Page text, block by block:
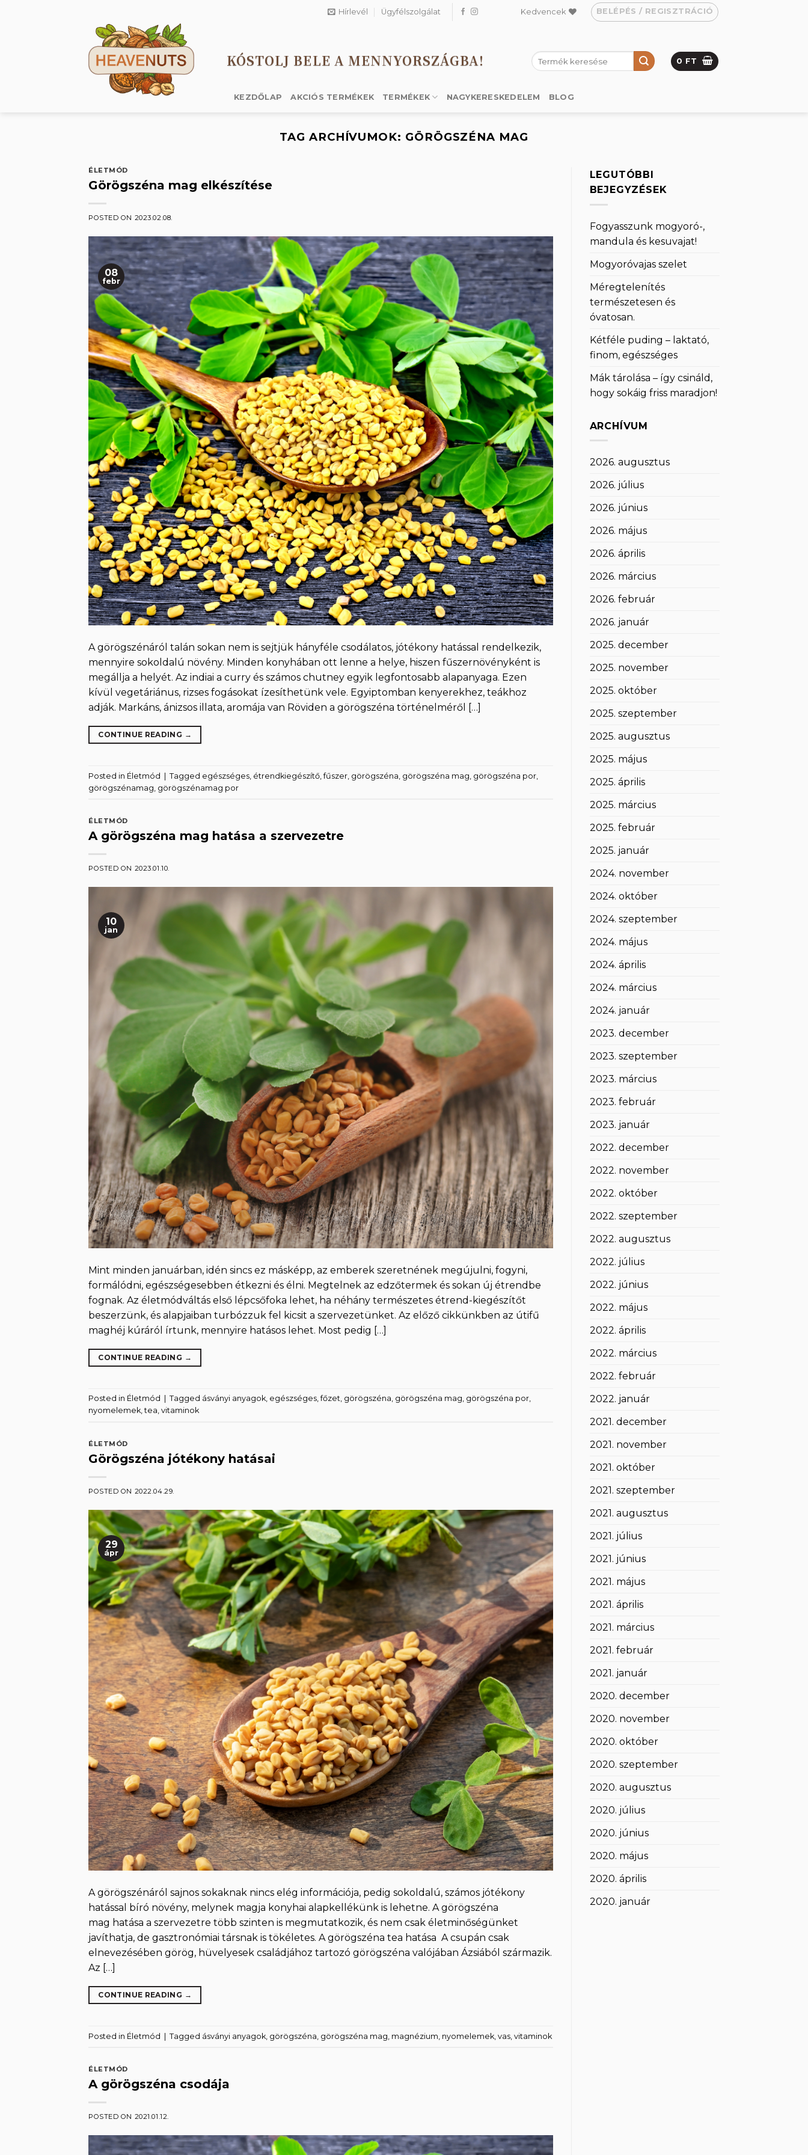
Hírlevél Ügyfélszolgálat Kedvencek BELÉPÉS / REGISZTRÁCIÓ
KÓSTOLJ BELE A MENNYORSZÁGBA!
Keresés
a
0 FT
KEZDŐLAP AKCIÓS TERMÉKEK TERMÉKEK NAGYKERESKEDELEM BLOG
TAG ARCHÍVUMOK: GÖRÖGSZÉNA MAG
ÉLETMÓD
Görögszéna mag elkészítése
POSTED ON 2023.02.08.
08
febr
A görögszénáról talán sokan nem is sejtjük hányféle csodálatos, jótékony hatással rendelkezik,
mennyire sokoldalú növény. Minden konyhában ott lenne a helye, hiszen fűszernövényként is
megállja a helyét. Az indiai a curry és számos chutney egyik legfontosabb alapanyaga. Ezen
kívül vegetáriánus, rizses fogásokat ízesíthetünk vele. Egyiptomban kenyerekhez, teákhoz
adják. Markáns, ánizsos illata, aromája van Röviden a görögszéna történelméről […]
CONTINUE READING →
Posted in Életmód Tagged egészséges étrendkiegészítő ,fűszer görögszéna görögszéna mag görögszéna por
görögszénamag görögszénamag por
ÉLETMÓD
A görögszéna mag hatása a szervezetre
POSTED ON 2023.01.10.
10
jan
Mint minden januárban, idén sincs ez másképp, az emberek szeretnének megújulni, fogyni,
formálódni, egészségesebben étkezni és élni. Megtelnek az edzőtermek és sokan új étrendbe
fognak. Az életmódváltás első lépcsőfoka lehet, ha néhány természetes étrend-kiegészítőt
beszerzünk, és alapjaiban turbózzuk fel kicsit a szervezetünket. Az előző cikkünkben az útifű
maghéj kúráról írtunk, mennyire hatásos lehet. Most pedig […]
CONTINUE READING →
Posted in Életmód Tagged ásványi anyagok, egészséges,főzet, görögszéna, görögszéna mag, görögszéna por,
nyomelemek,tea, vitaminok
ÉLETMÓD
Görögszéna jótékony hatásai
POSTED ON 2022.04.29.
29
ápr
A görögszénáról sajnos sokaknak nincs elég információja, pedig sokoldalú, számos jótékony
hatással bíró növény, melynek magja konyhai alapkellékünk is lehetne. A görögszéna
mag hatása a szervezetre több szinten is megmutatkozik, és nem csak életminőségünket
javíthatja, de gasztronómiai társnak is tökéletes. A görögszéna tea hatása A csupán csak
elnevezésében görög, hüvelyesek családjához tartozó görögszéna valójában Ázsiából származik.
Az […]
CONTINUE READING →
Posted in Életmód | Tagged ásványi anyagok görögszéna görögszéna mag magnézium nyomelemek vas vitaminok
ÉLETMÓD
A görögszéna csodája
POSTED ON 2021.01.12.
LEGUTÓBBI
BEJEGYZÉSEK
Fogyasszunk mogyoró-,
mandula és kesuvajat!
Mogyoróvajas szelet
Méregtelenítés
természetesen és
óvatosan.
Kétféle puding – laktató,
finom, egészséges
Mák tárolása – így csináld,
hogy sokáig friss maradjon!
ARCHÍVUM
2026. augusztus
2026. július
2026. június
2026. május
2026. április
2026. március
2026. február
2026. január
2025. december
2025. november
2025. október
2025. szeptember
2025. augusztus
2025. május
2025. április
2025. március
2025. február
2025. január
2024. november
2024. október
2024. szeptember
2024. május
2024. április
2024. március
2024. január
2023. december
2023. szeptember
2023. március
2023. február
2023. január
2022. december
2022. november
2022. október
2022. szeptember
2022. augusztus
2022. július
2022. június
2022. május
2022. április
2022. március
2022. február
2022. január
2021. december
2021. november
2021. október
2021. szeptember
2021. augusztus
2021. július
2021. június
2021. május
2021. április
2021. március
2021. február
2021. január
2020. december
2020. november
2020. október
2020. szeptember
2020. augusztus
2020. július
2020. június
2020. május
2020. április
2020. január